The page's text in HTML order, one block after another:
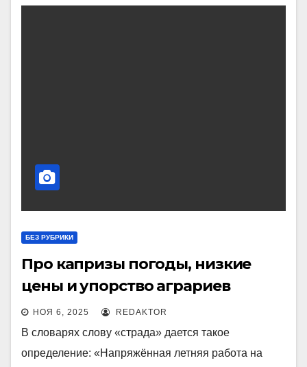
БЕЗ РУБРИКИ
Про капризы погоды, низкие
цены и упорство аграриев
НОЯ 6, 2025 REDAKTOR
В словарях слову «страда» дается такое
определение: «Напряжённая летняя работа на